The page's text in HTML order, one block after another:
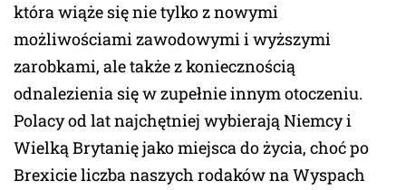
która wiąże się nie tylko z nowymi
możliwościami zawodowymi i wyższymi
zarobkami, ale także z koniecznością
odnalezienia się w zupełnie innym otoczeniu.
Polacy od lat najchętniej wybierają Niemcy i
Wielką Brytanię jako miejsca do życia, choć po
Brexicie liczba naszych rodaków na Wyspach